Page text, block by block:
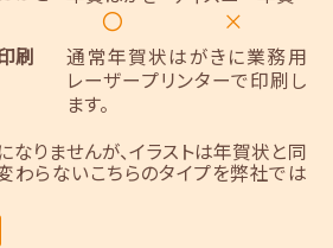
〇 ×
刷
通常年賀状はがきに業務用
レーザープリンターで印刷し
ます。
りませんが、イラストは年賀状と同
わらないこちらのタイプを弊社では